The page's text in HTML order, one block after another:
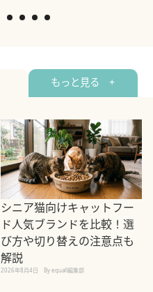
もっと見る +
シニア猫向けキャットフー
ド人気ブランドを比較！選
び方や切り替えの注意点も
解説
2026年8月4日 By equall編集部